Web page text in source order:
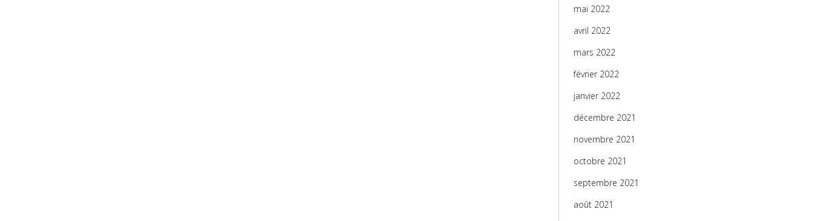
mai 2022
avril 2022
mars 2022
février 2022
janvier 2022
décembre 2021
novembre 2021
octobre 2021
septembre 2021
août 2021